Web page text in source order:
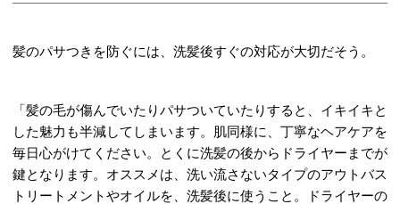
髪のパサつきを防ぐには、洗髪後すぐの対応が大切だそう。
「髪の毛が傷んでいたりパサついていたりすると、イキイキと
した魅力も半減してしまいます。肌同様に、丁寧なヘアケアを
毎日心がけてください。とくに洗髪の後からドライヤーまでが
鍵となります。オススメは、洗い流さないタイプのアウトバス
トリートメントやオイルを、洗髪後に使うこと。ドライヤーの